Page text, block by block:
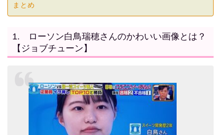
まとめ
1. ローソン白鳥瑞穂さんのかわいい画像とは？
【ジョブチューン】